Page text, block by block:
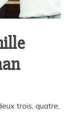
trois, quatre,